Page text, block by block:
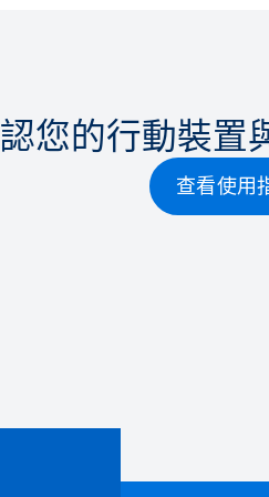
您的行動裝置
查看使用